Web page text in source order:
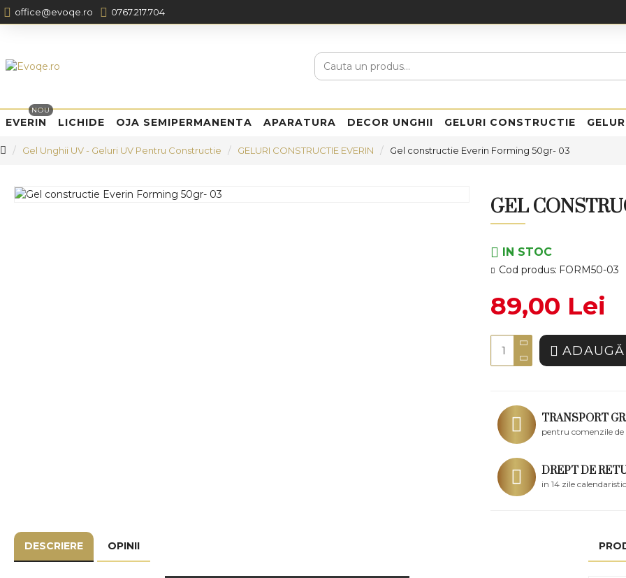
office@evoqe.ro 0767.217.704
EVERIN
NOU
LICHIDE OJA SEMIPERMANENTA APARATURA DECOR UNGHII GELURI CONSTRUCTIE
Gel Unghii UV - Geluri UV Pentru Constructie GELURI CONSTRUCTIE EVERIN Gel constructie Everin Forming 50gr- 03
GEL
IN STOC
Cod produs: FORM50-03
89,00 Lei
TRANSPORT
pentru comenzile de
DREPT DE
in 14 zile
DESCRIERE OPINII